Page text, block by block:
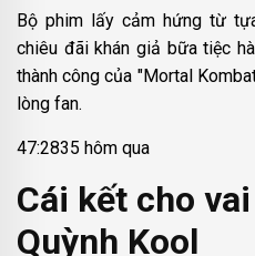
Bộ phim lấy cảm hứng từ
chiêu đãi khán giả bữa tiệc
thành công của "Mortal
lòng fan.
47:2835 hôm qua
Cái kết cho
Quỳnh Kool